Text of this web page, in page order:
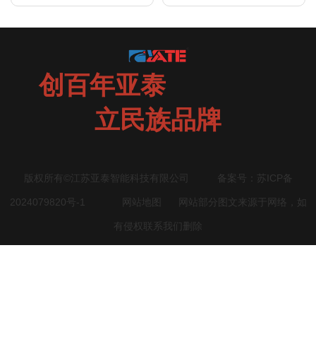
创百年亚泰
立民族品牌
版权所有©江苏亚泰智能科技有限公司 备案号： 苏ICP备
2024079820号-1 网站地图 网站部分图文来源于网络，如
有侵权联系我们删除